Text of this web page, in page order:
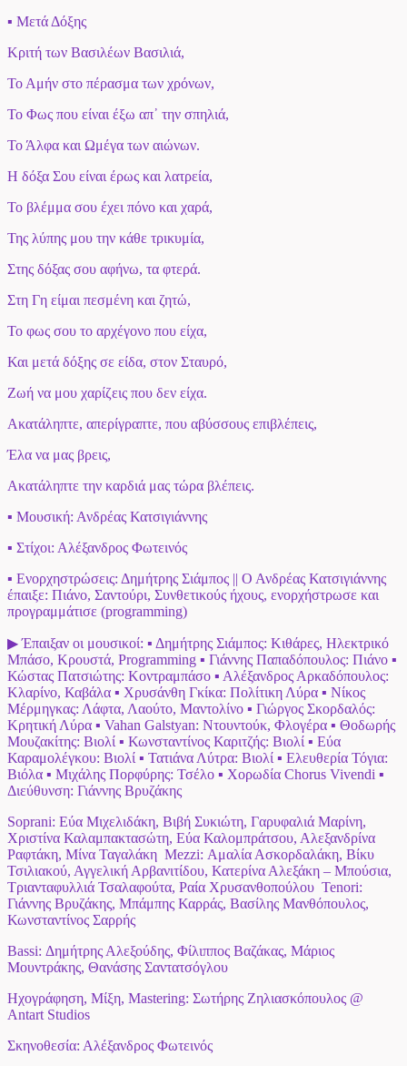
▪ Μετά Δόξης
Κριτή των Βασιλέων Βασιλιά,
Το Αμήν στο πέρασμα των χρόνων,
Το Φως που είναι έξω απ᾿ την σπηλιά,
Το Άλφα και Ωμέγα των αιώνων.
Η δόξα Σου είναι έρως και λατρεία,
Το βλέμμα σου έχει πόνο και χαρά,
Της λύπης μου την κάθε τρικυμία,
Στης δόξας σου αφήνω, τα φτερά.
Στη Γη είμαι πεσμένη και ζητώ,
Το φως σου το αρχέγονο που είχα,
Και μετά δόξης σε είδα, στον Σταυρό,
Ζωή να μου χαρίζεις που δεν είχα.
Ακατάληπτε, απερίγραπτε, που αβύσσους επιβλέπεις,
Έλα να μας βρεις,
Ακατάληπτε την καρδιά μας τώρα βλέπεις.
▪ Μουσική: Ανδρέας Κατσιγιάννης
▪ Στίχοι: Αλέξανδρος Φωτεινός
▪ Ενορχηστρώσεις: Δημήτρης Σιάμπος || Ο Ανδρέας Κατσιγιάννης
έπαιξε: Πιάνο, Σαντούρι, Συνθετικούς ήχους, ενορχήστρωσε και
προγραμμάτισε (programming)
▶ Έπαιξαν οι μουσικοί: ▪ Δημήτρης Σιάμπος: Κιθάρες, Ηλεκτρικό
Μπάσο, Κρουστά, Programming ▪ Γιάννης Παπαδόπουλος: Πιάνο ▪
Κώστας Πατσιώτης: Κοντραμπάσο ▪ Αλέξανδρος Αρκαδόπουλος:
Κλαρίνο, Καβάλα ▪ Χρυσάνθη Γκίκα: Πολίτικη Λύρα ▪ Νίκος
Μέρμηγκας: Λάφτα, Λαούτο, Μαντολίνο ▪ Γιώργος Σκορδαλός:
Κρητική Λύρα ▪ Vahan Galstyan: Ντουντούκ, Φλογέρα ▪ Θοδωρής
Μουζακίτης: Βιολί ▪ Κωνσταντίνος Καριτζής: Βιολί ▪ Εύα
Καραμολέγκου: Βιολί ▪ Τατιάνα Λύτρα: Βιολί ▪ Ελευθερία Τόγια:
Βιόλα ▪ Μιχάλης Πορφύρης: Τσέλο ▪ Χορωδία Chorus Vivendi ▪
Διεύθυνση: Γιάννης Βρυζάκης
Soprani: Εύα Μιχελιδάκη, Βιβή Συκιώτη, Γαρυφαλιά Μαρίνη,
Χριστίνα Καλαμπακτασώτη, Εύα Καλομπράτσου, Αλεξανδρίνα
Ραφτάκη, Μίνα Ταγαλάκη Mezzi: Αμαλία Ασκορδαλάκη, Βίκυ
Τσιλιακού, Αγγελική Αρβανιτίδου, Κατερίνα Αλεξάκη – Μπούσια,
Τριανταφυλλιά Τσαλαφούτα, Ραία Χρυσανθοπούλου Tenori:
Γιάννης Βρυζάκης, Μπάμπης Καρράς, Βασίλης Μανθόπουλος,
Κωνσταντίνος Σαρρής
Bassi: Δημήτρης Αλεξούδης, Φίλιππος Βαζάκας, Μάριος
Μουντράκης, Θανάσης Σαντατσόγλου
Ηχογράφηση, Μίξη, Mastering: Σωτήρης Ζηλιασκόπουλος @
Antart Studios
Σκηνοθεσία: Αλέξανδρος Φωτεινός